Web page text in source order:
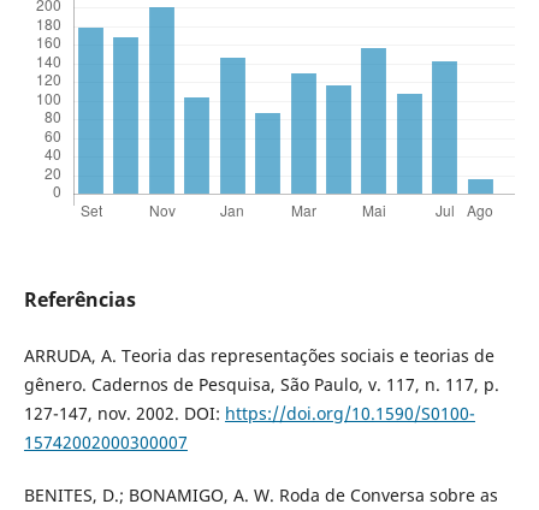
Referências
ARRUDA, A. Teoria das representações sociais e teorias de
gênero. Cadernos de Pesquisa, São Paulo, v. 117, n. 117, p.
127-147, nov. 2002. DOI: https://doi.org/10.1590/S0100-
15742002000300007
BENITES, D.; BONAMIGO, A. W. Roda de Conversa sobre as